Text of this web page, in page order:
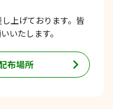
上げております。皆
いたします。
布場所